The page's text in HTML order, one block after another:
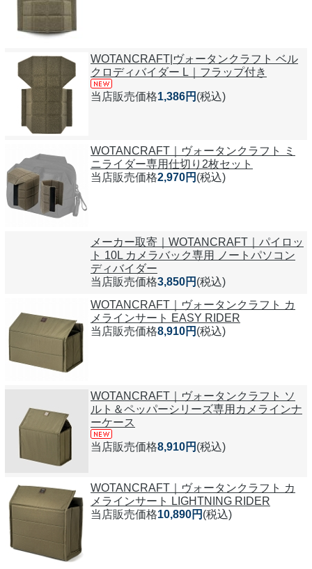
WOTANCRAFT|ヴォータンクラフト ベル
クロディバイダー L｜フラップ付き
当店販売価格1,386円 (税込)
WOTANCRAFT｜ヴォータンクラフト ミ
ニライダー専用仕切り2枚セット
当店販売価格2,970円 (税込)
メーカー取寄｜WOTANCRAFT｜パイロッ
ト 10L カメラバック専用 ノートパソコン
ディバイダー
当店販売価格3,850円 (税込)
WOTANCRAFT｜ヴォータンクラフト カ
メラインサート EASY RIDER
当店販売価格8,910円 (税込)
WOTANCRAFT｜ヴォータンクラフト ソ
ルト＆ペッパーシリーズ専用カメラインナ
ーケース
当店販売価格8,910円 (税込)
WOTANCRAFT｜ヴォータンクラフト カ
メラインサート LIGHTNING RIDER
当店販売価格10,890円 (税込)